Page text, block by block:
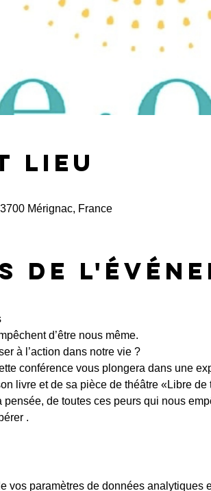
lieu
Mérignac, France
de
d’être nous même.
à l’action dans notre vie ?
conférence vous plongera dans une
livre et de sa pièce de théâtre «Libre
de toutes ces peurs qui nous
.
vos paramètres de données analytiques